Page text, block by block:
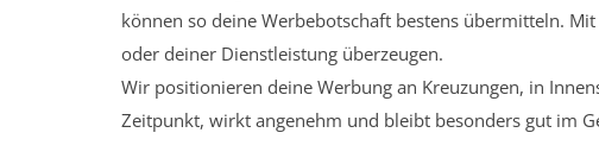
können so deine Werbebotschaft bestens übermitteln.
oder deiner Dienstleistung überzeugen.
Wir positionieren deine Werbung an Kreuzungen, in
Zeitpunkt, wirkt angenehm und bleibt besonders gut im